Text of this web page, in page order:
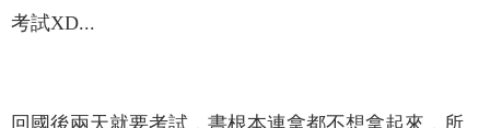
考試XD...
回國後兩天就要考試，書根本連拿都不想拿起來，所